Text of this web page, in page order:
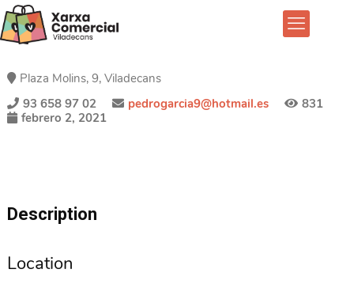
Plaza Molins, 9, Viladecans
93 658 97 02
pedrogarcia9@hotmail.es
831
febrero 2, 2021
Description
Location